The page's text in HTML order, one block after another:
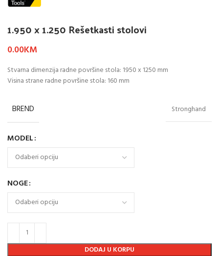
1.950 x 1.250 Rešetkasti stolovi
0.00KM
Stvarna dimenzija radne površine stola: 1950 x 1250 mm
Visina strane radne površine stola: 160 mm
BREND Stronghand
MODEL
NOGE
DODAJ U KORPU